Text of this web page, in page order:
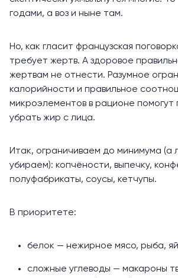
годами, а воз и ныне там.
Но, как гласит французская
требует жертв. А здоровое
жертвам не отнести. Разумное
калорийности и правильное
микроэлементов в рационе помогут
убрать жир с лица.
Итак, ограничиваем до минимума (а
убираем): копчёности, выпечку,
полуфабрикаты, соусы, кетчупы.
В приоритете:
белок — нежирное мясо, рыба,
сложные углеводы — макароны